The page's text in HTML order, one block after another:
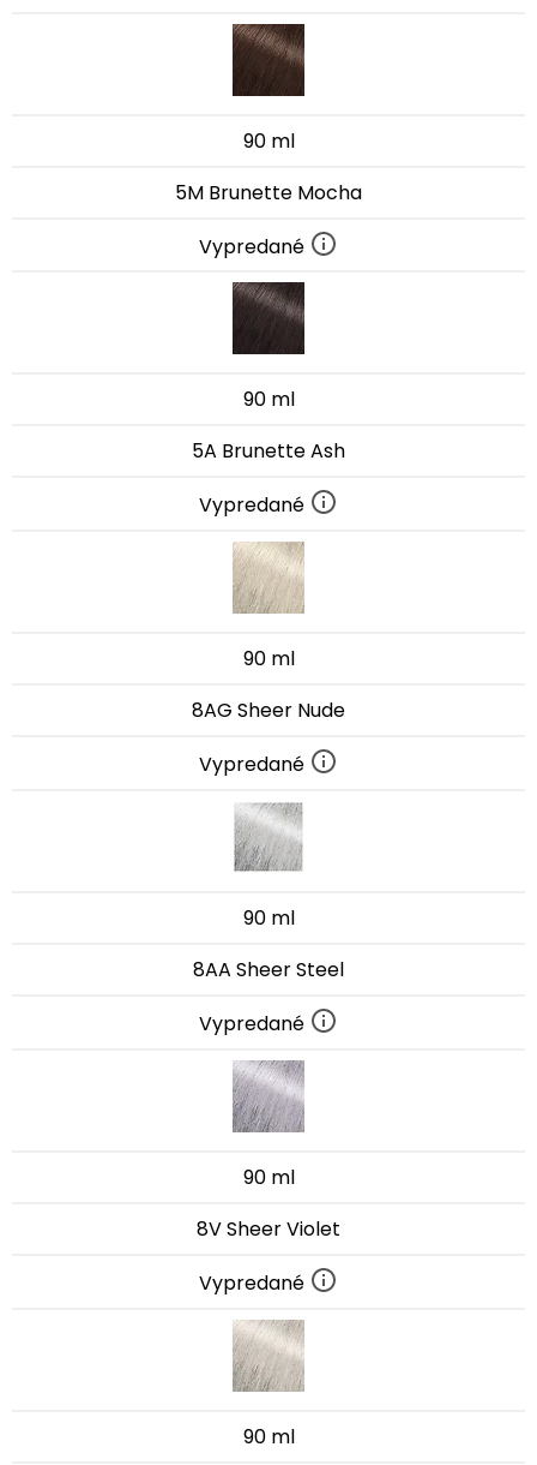
90 ml
5M Brunette Mocha
Vypredané
90 ml
5A Brunette Ash
Vypredané
90 ml
8AG Sheer Nude
Vypredané
90 ml
8AA Sheer Steel
Vypredané
90 ml
8V Sheer Violet
Vypredané
90 ml